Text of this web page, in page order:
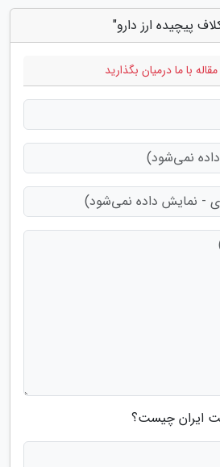
پیچیده ارز دارو"
با ما درمیان بگذارید
ایران چیست؟